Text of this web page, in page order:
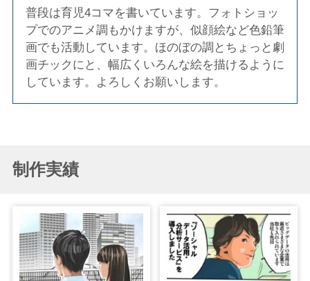
普段は育児4コマを書いています。フォトショッ
プでのアニメ調もかけますが、似顔絵など色鉛筆
画でも活動しています。ほのぼの調とちょっと劇
画チックにと、幅広くいろんな絵を描けるように
しています。よろしくお願いします。
制作実績